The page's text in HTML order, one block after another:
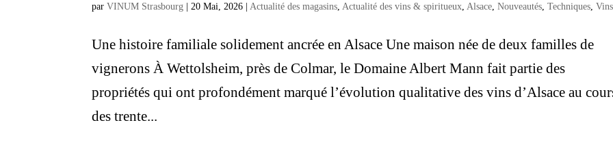
parVINUM Strasbourg |20 Mai, 2026 |Actualité des magasins,Actualité des vins & spiritueux,Alsace,Nouveautés,Techniques,Vins
Une histoire familiale solidement ancrée en Alsace Une maison née de deux familles de
vignerons À Wettolsheim, près de Colmar, le Domaine Albert Mann fait partie des
propriétés qui ont profondément marqué l’évolution qualitative des vins d’Alsace au
des trente...